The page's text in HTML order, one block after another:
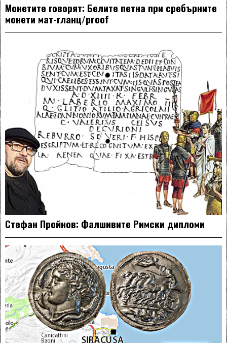
Монетите говорят: Белите петна при сребърните
монети мат-гланц/proof
Стефан Пройнов: Фалшивите Римски дипломи